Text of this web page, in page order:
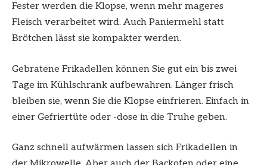
Fester werden die Klopse, wenn mehr mageres
Fleisch verarbeitet wird. Auch Paniermehl statt
Brötchen lässt sie kompakter werden.
Gebratene Frikadellen können Sie gut ein bis zwei
Tage im Kühlschrank aufbewahren. Länger frisch
bleiben sie, wenn Sie die Klopse einfrieren. Einfach in
einer Gefriertüte oder -dose in die Truhe geben.
Ganz schnell aufwärmen lassen sich Frikadellen in